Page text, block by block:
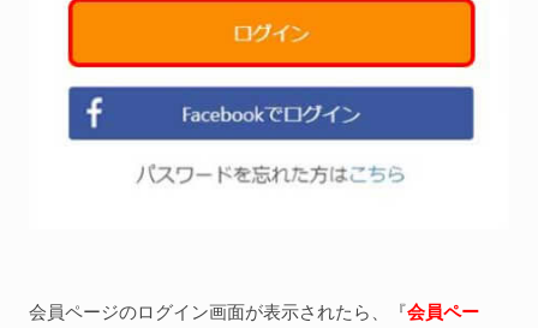
会員ページのログイン画面が表示されたら、『会員ペー